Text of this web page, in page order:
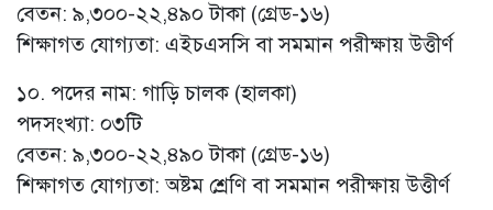
বেতন: ৯,৩০০-২২,৪৯০ টাকা (গ্রেড-১৬)
শিক্ষাগত যোগ্যতা: এইচএসসি বা সমমান পরীক্ষায় উত্তীর্ণ
১০. পদের নাম: গাড়ি চালক (হালকা)
পদসংখ্যা: ০৩টি
বেতন: ৯,৩০০-২২,৪৯০ টাকা (গ্রেড-১৬)
শিক্ষাগত যোগ্যতা: অষ্টম শ্রেণি বা সমমান পরীক্ষায় উত্তীর্ণ